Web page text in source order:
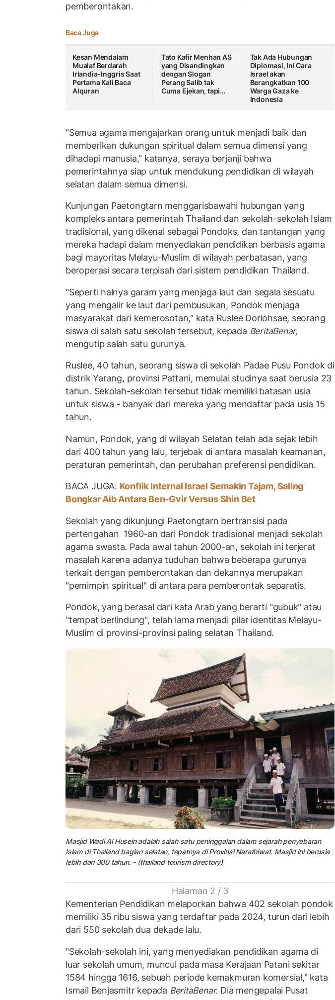
pemberontakan.
Baca Juga
Kesan Mendalam
Mualaf Berdarah
Irlandia-Inggris Saat
Pertama Kali Baca
Alquran
Tato Kafir Menhan AS
yang Disandingkan
dengan Slogan
Perang Salib tak
Cuma Ejekan, tapi…
Tak Ada Hubungan
Diplomasi, Ini Cara
Israel akan
Berangkatkan 100
Warga Gaza ke
Indonesia
"Semua agama mengajarkan orang untuk menjadi baik dan
memberikan dukungan spiritual dalam semua dimensi yang
dihadapi manusia," katanya, seraya berjanji bahwa
pemerintahnya siap untuk mendukung pendidikan di wilayah
selatan dalam semua dimensi.
Kunjungan Paetongtarn menggarisbawahi hubungan yang
kompleks antara pemerintah Thailand dan sekolah-sekolah Islam
tradisional, yang dikenal sebagai Pondoks, dan tantangan yang
mereka hadapi dalam menyediakan pendidikan berbasis agama
bagi mayoritas Melayu-Muslim di wilayah perbatasan, yang
beroperasi secara terpisah dari sistem pendidikan Thailand.
"Seperti halnya garam yang menjaga laut dan segala sesuatu
yang mengalir ke laut dari pembusukan, Pondok menjaga
masyarakat dari kemerosotan," kata Ruslee Dorlohsae, seorang
siswa di salah satu sekolah tersebut, kepada BeritaBenar,
mengutip salah satu gurunya.
Ruslee, 40 tahun, seorang siswa di sekolah Padae Pusu Pondok di
distrik Yarang, provinsi Pattani, memulai studinya saat berusia 23
tahun. Sekolah-sekolah tersebut tidak memiliki batasan usia
untuk siswa - banyak dari mereka yang mendaftar pada usia 15
tahun.
Namun, Pondok, yang di wilayah Selatan telah ada sejak lebih
dari 400 tahun yang lalu, terjebak di antara masalah keamanan,
peraturan pemerintah, dan perubahan preferensi pendidikan.
BACA JUGA: Konflik Internal Israel Semakin Tajam, Saling
Bongkar Aib Antara Ben-Gvir Versus Shin Bet
Sekolah yang dikunjungi Paetongtarn bertransisi pada
pertengahan 1960-an dari Pondok tradisional menjadi sekolah
agama swasta. Pada awal tahun 2000-an, sekolah ini terjerat
masalah karena adanya tuduhan bahwa beberapa gurunya
terkait dengan pemberontakan dan dekannya merupakan
"pemimpin spiritual" di antara para pemberontak separatis.
Pondok, yang berasal dari kata Arab yang berarti "gubuk" atau
"tempat berlindung", telah lama menjadi pilar identitas Melayu-
Muslim di provinsi-provinsi paling selatan Thailand.
Masjid Wadi Al Husein adalah salah satu peninggalan dalam sejarah penyebaran
Islam di Thailand bagian selatan, tepatnya di Provinsi Narathiwat. Masjid ini berusia
lebih dari 300 tahun. - (thailand tourism directory)
Halaman 2 / 3
Kementerian Pendidikan melaporkan bahwa 402 sekolah pondok
memiliki 35 ribu siswa yang terdaftar pada 2024, turun dari lebih
dari 550 sekolah dua dekade lalu.
"Sekolah-sekolah ini, yang menyediakan pendidikan agama di
luar sekolah umum, muncul pada masa Kerajaan Patani sekitar
1584 hingga 1616, sebuah periode kemakmuran komersial," kata
Ismail Benjasmitr kepada BeritaBenar. Dia mengepalai Pusat